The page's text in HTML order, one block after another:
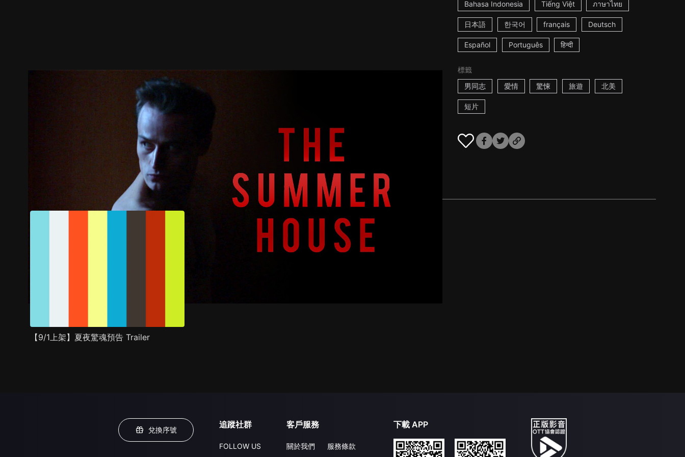
Bahasa Indonesia Tiếng Việt ภาษาไทย
日本語 한국어 français Deutsch
Español Português हिन्दी
標籤
男同志
愛情 驚悚 旅遊 北美
短片
推薦影片 劇情介紹
【9/1上架】夏夜驚魂預告 Trailer
兌換序號
追蹤社群
FOLLOW US
客戶服務
關於我們
服務條款
下載 APP